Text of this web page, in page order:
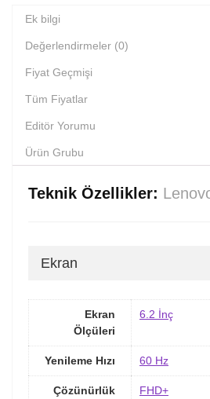
Ek bilgi
Değerlendirmeler (0)
Fiyat Geçmişi
Tüm Fiyatlar
Editör Yorumu
Ürün Grubu
Teknik Özellikler:
Ekran
Ekran
Ölçüleri
6.2 İnç
Yenileme Hızı 60 Hz
Çözünürlük
FHD+